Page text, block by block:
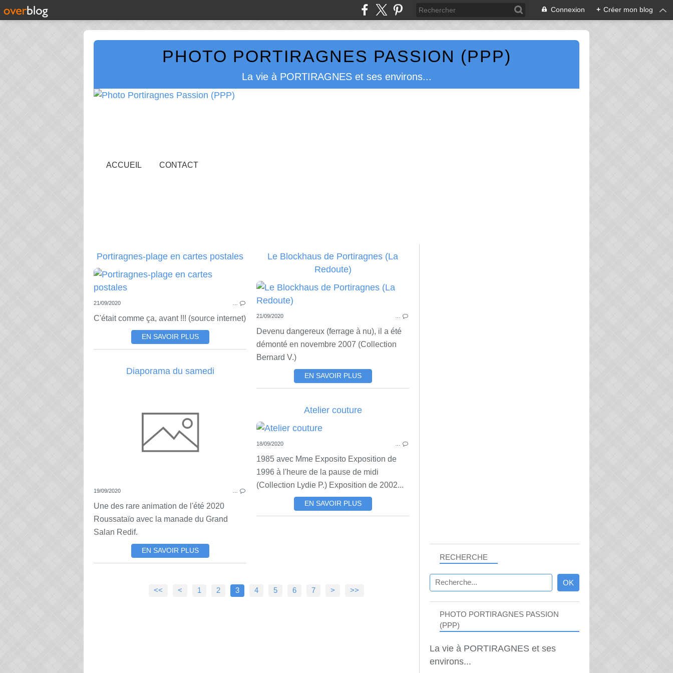
Connexion + Créer mon blog
PHOTO PORTIRAGNES PASSION (PPP)
La vie à PORTIRAGNES et ses environs...
ACCUEIL CONTACT
Portiragnes-plage en cartes postales
21/09/2020
C'était comme ça, avant !!! (source internet)
EN SAVOIR PLUS
Le Blockhaus de Portiragnes (La
Redoute)
21/09/2020
Devenu dangereux (ferrage à nu), il a été
démonté en novembre 2007 (Collection
Bernard V.)
EN SAVOIR PLUS
Diaporama du samedi
19/09/2020
Une des rare animation de l'été 2020
Roussataïo avec la manade du Grand
Salan Redif.
EN SAVOIR PLUS
Atelier couture
18/09/2020
1985 avec Mme Exposito Exposition de
1996 à l'heure de la pause de midi
(Collection Lydie P.) Exposition de 2002...
EN SAVOIR PLUS
<< < 1 2 3 4 5 6 7 > >>
RECHERCHE
PHOTO PORTIRAGNES PASSION
(PPP)
La vie à PORTIRAGNES et ses
environs...